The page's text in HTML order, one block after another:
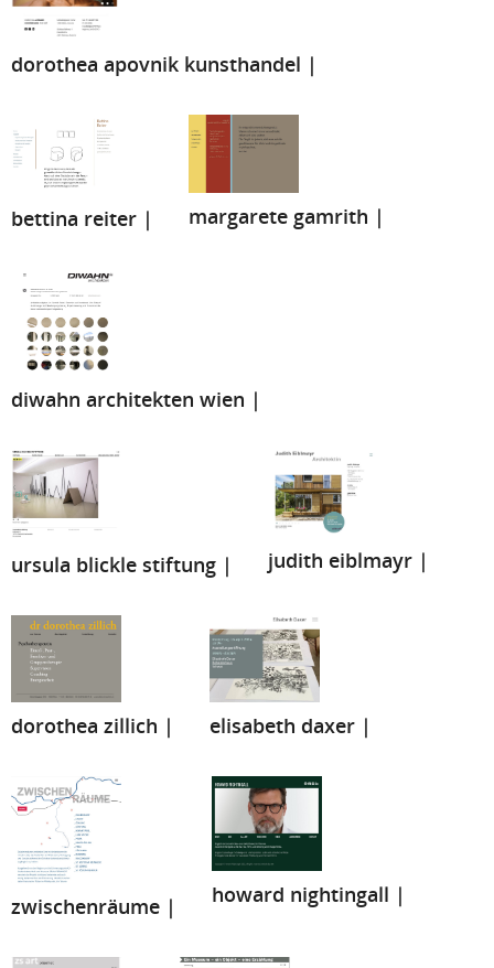
dorothea apovnik kunsthandel |
bettina reiter | margarete gamrith |
diwahn architekten wien |
ursula blickle stiftung | judith eiblmayr |
dorothea zillich | elisabeth daxer |
zwischenräume | howard nightingall |